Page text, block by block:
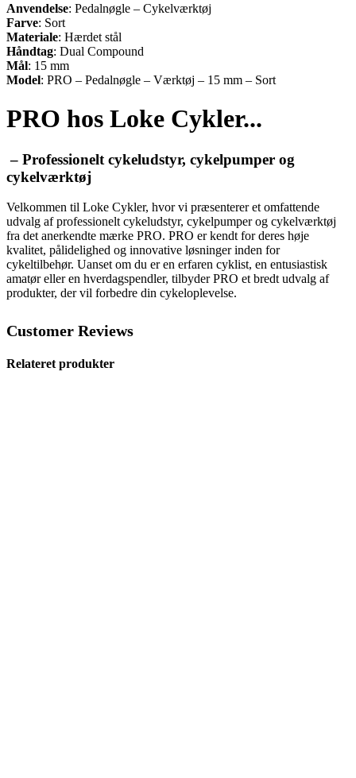
Anvendelse: Pedalnøgle – Cykelværktøj
Farve: Sort
Materiale: Hærdet stål
Håndtag: Dual Compound
Mål: 15 mm
Model: PRO – Pedalnøgle – Værktøj – 15 mm – Sort
PRO hos Loke Cykler...
– Professionelt cykeludstyr, cykelpumper og
cykelværktøj
Velkommen til Loke Cykler, hvor vi præsenterer et omfattende
udvalg af professionelt cykeludstyr, cykelpumper og cykelværktøj
fra det anerkendte mærke PRO. PRO er kendt for deres høje
kvalitet, pålidelighed og innovative løsninger inden for
cykeltilbehør. Uanset om du er en erfaren cyklist, en entusiastisk
amatør eller en hverdagspendler, tilbyder PRO et bredt udvalg af
produkter, der vil forbedre din cykeloplevelse.
Customer Reviews
Relateret produkter